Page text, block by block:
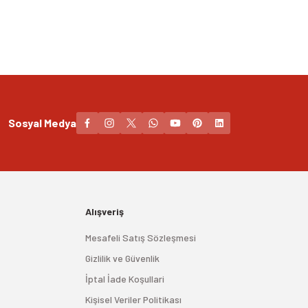
Sosyal Medya
Alışveriş
Mesafeli Satış Sözleşmesi
Gizlilik ve Güvenlik
İptal İade Koşullari
Kişisel Veriler Politikası